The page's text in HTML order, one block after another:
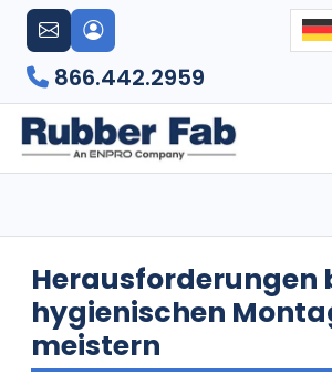
866.442.2959
Herausforderungen
hygienischen
meistern